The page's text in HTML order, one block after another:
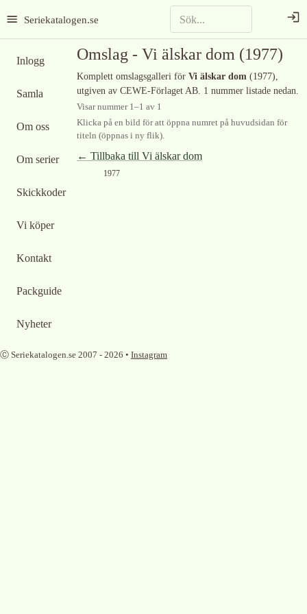
Seriekatalogen.se
Inlogg
Samla
Om oss
Om serier
Skickkoder
Vi köper
Kontakt
Packguide
Nyheter
Omslag - Vi älskar dom (1977)
Komplett omslagsgalleri för Vi älskar dom (1977),
utgiven av CEWE-Förlaget AB. 1 nummer listade nedan.
Visar nummer 1–1 av 1
Klicka på en bild för att öppna numret på huvudsidan för
titeln (öppnas i ny flik).
← Tillbaka till Vi älskar dom
1977
Ⓒ Seriekatalogen.se 2007 - 2026 • Instagram